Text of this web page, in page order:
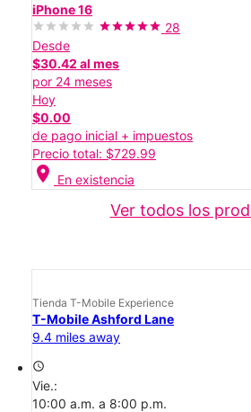
iPhone 16
28
Desde
$30.42 al mes
por 24 meses
Hoy
$0.00
de pago inicial + impuestos
Precio total: $729.99
location_on En existencia
Ver todos los
Tienda T-Mobile Experience
T-Mobile Ashford Lane
9.4 miles away
access_time
Vie.:
10:00 a.m. a 8:00 p.m.